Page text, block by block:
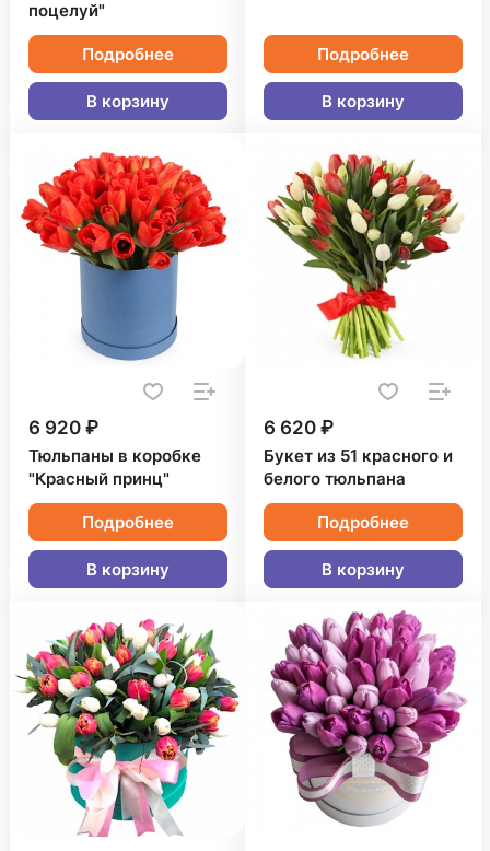
поцелуй"
Подробнее
В корзину
Подробнее
В корзину
6 920 ₽
Тюльпаны в коробке
"Красный принц"
Подробнее
В корзину
6 620 ₽
Букет из 51 красного и
белого тюльпана
Подробнее
В корзину